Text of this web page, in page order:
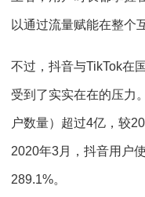
以通过流量赋能在整个
不过，抖音与TikTok在
受到了实实在在的压力
户数量）超过4亿，较
2020年3月，抖音用户
289.1%。